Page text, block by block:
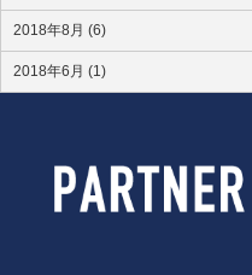
2018年8月 (6)
2018年6月 (1)